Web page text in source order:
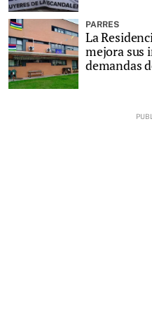
PARRES
La
mejora sus
demandas